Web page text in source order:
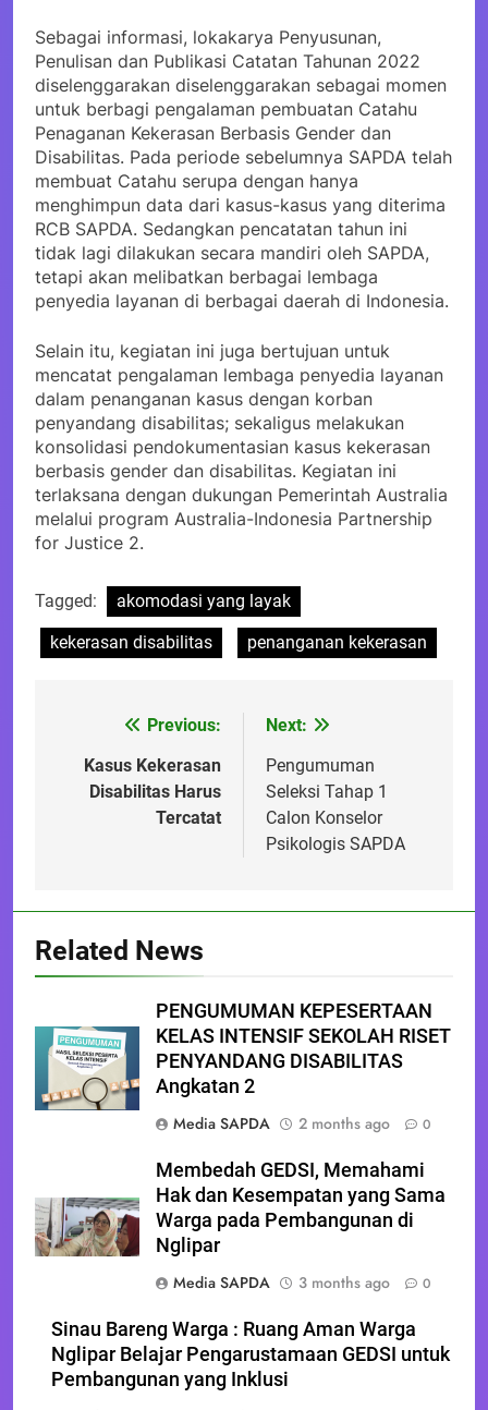
Sebagai informasi, lokakarya Penyusunan,
Penulisan dan Publikasi Catatan Tahunan 2022
diselenggarakan diselenggarakan sebagai momen
untuk berbagi pengalaman pembuatan Catahu
Penaganan Kekerasan Berbasis Gender dan
Disabilitas. Pada periode sebelumnya SAPDA telah
membuat Catahu serupa dengan hanya
menghimpun data dari kasus-kasus yang diterima
RCB SAPDA. Sedangkan pencatatan tahun ini
tidak lagi dilakukan secara mandiri oleh SAPDA,
tetapi akan melibatkan berbagai lembaga
penyedia layanan di berbagai daerah di Indonesia.
Selain itu, kegiatan ini juga bertujuan untuk
mencatat pengalaman lembaga penyedia layanan
dalam penanganan kasus dengan korban
penyandang disabilitas; sekaligus melakukan
konsolidasi pendokumentasian kasus kekerasan
berbasis gender dan disabilitas. Kegiatan ini
terlaksana dengan dukungan Pemerintah Australia
melalui program Australia-Indonesia Partnership
for Justice 2.
Tagged:
akomodasi yang layak
kekerasan disabilitas
penanganan kekerasan
navigation
Previous:
Kasus Kekerasan
Disabilitas Harus
Tercatat
Next:
Pengumuman
Seleksi Tahap 1
Calon Konselor
Psikologis SAPDA
Related News
PENGUMUMAN KEPESERTAAN
KELAS INTENSIF SEKOLAH RISET
PENYANDANG DISABILITAS
Angkatan 2
Media SAPDA
2 months ago 0
Membedah GEDSI, Memahami
Hak dan Kesempatan yang Sama
Warga pada Pembangunan di
Nglipar
Media SAPDA
3 months ago 0
Sinau Bareng Warga : Ruang Aman Warga
Nglipar Belajar Pengarustamaan GEDSI untuk
Pembangunan yang Inklusi